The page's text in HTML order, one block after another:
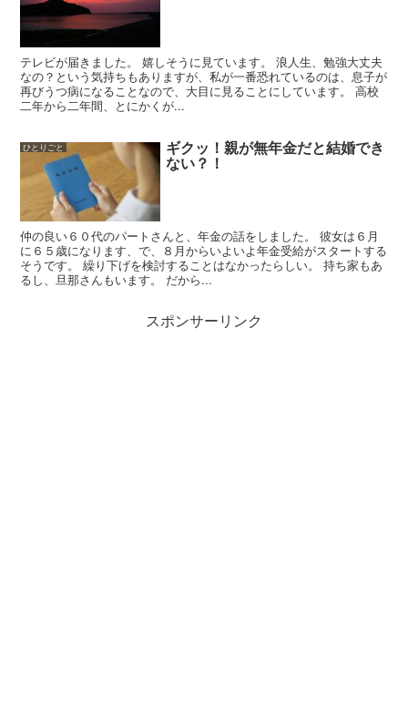
テレビが届きました。 嬉しそうに見ています。 浪人生、勉強大丈夫
なの？という気持ちもありますが、私が一番恐れているのは、息子が
再びうつ病になることなので、大目に見ることにしています。 高校
二年から二年間、とにかくが...
ひとりごと ギクッ！親が無年金だと結婚でき
ない？！
仲の良い６０代のパートさんと、年金の話をしました。 彼女は６月
に６５歳になります、で、８月からいよいよ年金受給がスタートする
そうです。 繰り下げを検討することはなかったらしい。 持ち家もあ
るし、旦那さんもいます。 だから...
スポンサーリンク